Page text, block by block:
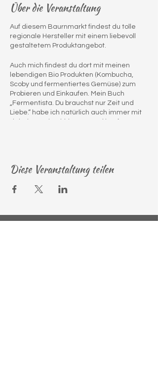
Über die Veranstaltung
Auf diesem Baurnmarkt findest du tolle
regionale Hersteller mit einem liebevoll
gestaltetem Produktangebot.
Auch mich findest du dort mit meinen
lebendigen Bio Produkten (Kombucha,
Scoby und fermentiertes Gemüse) zum
Probieren und Einkaufen. Mein Buch
„Fermentista. Du brauchst nur Zeit und
Liebe.“ habe ich natürlich auch immer mit
Diese Veranstaltung teilen